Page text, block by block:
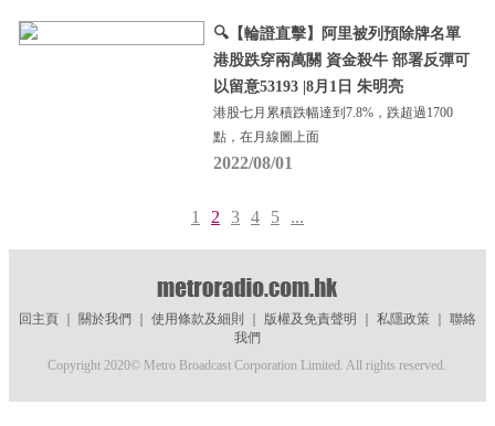
🔍【輪證直擊】阿里被列預除牌名單
港股跌穿兩萬關 資金殺牛 部署反彈可
以留意53193 |8月1日 朱明亮
港股七月累積跌幅達到7.8%，跌超過1700
點，在月線圖上面
2022/08/01
1 2 3 4 5 ...
回主頁｜ 關於我們 使用條款及細則 版權及免責聲明 私隱政策｜ 聯絡
我們
Copyright 2020© Metro Broadcast Corporation Limited. All rights reserved.